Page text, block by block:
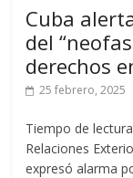
Cuba
del
derechos
25 febrero, 2025
Tiempo de
Relaciones
expresó alarma